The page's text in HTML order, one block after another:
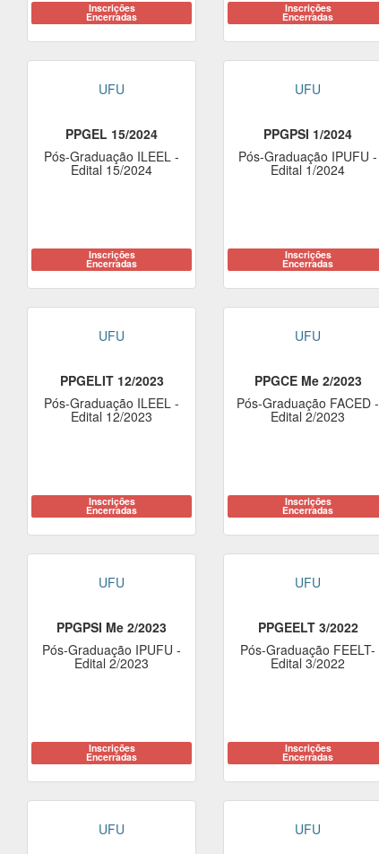
Inscrições
Encerradas
Inscrições
Encerradas
UFU
PPGEL 15/2024
Pós-Graduação ILEEL -
Edital 15/2024
Inscrições
Encerradas
UFU
PPGPSI 1/2024
Pós-Graduação IPUFU -
Edital 1/2024
Inscrições
Encerradas
UFU
PPGELIT 12/2023
Pós-Graduação ILEEL -
Edital 12/2023
Inscrições
Encerradas
UFU
PPGCE Me 2/2023
Pós-Graduação FACED -
Edital 2/2023
Inscrições
Encerradas
UFU
PPGPSI Me 2/2023
Pós-Graduação IPUFU -
Edital 2/2023
Inscrições
Encerradas
UFU
PPGEELT 3/2022
Pós-Graduação FEELT-
Edital 3/2022
Inscrições
Encerradas
UFU UFU